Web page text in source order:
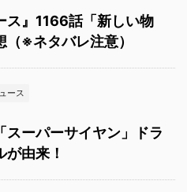
ス』1166話「新しい物
（※ネタバレ注意）
ース
スーパーサイヤン」ドラ
が由来！